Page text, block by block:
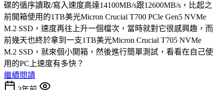
碟的循序讀取/寫入速度高達14100MB/s跟12600MB/s，比起之
前開箱使用的1TB美光Micron Crucial T700 PCle Gen5 NVMe
M.2 SSD，速度再往上升一個檔次，當時就對它很感興趣，而
前幾天也終於拿到一支1TB美光Micron Crucial T705 NVMe
M.2 SSD，就來個小開箱，然後進行簡單測試，看看在自己使
用的PC上速度有多快？
繼續閱讀